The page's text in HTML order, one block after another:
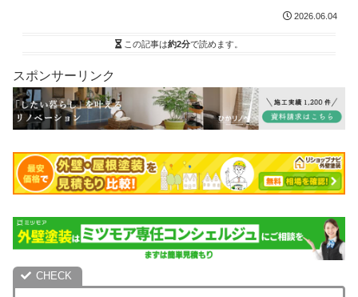
2026.06.04
この記事は約2分で読めます。
スポンサーリンク